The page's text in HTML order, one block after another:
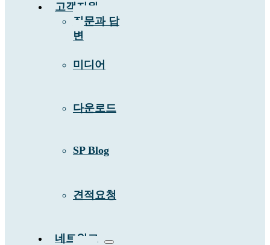
고객지원
질문과 답
변
미디어
다운로드
SP Blog
견적요청
네트워크